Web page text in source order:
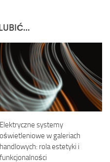
Elektryczne systemy
oświetleniowe w galeriach
handlowych: rola estetyki i
funkcjonalności